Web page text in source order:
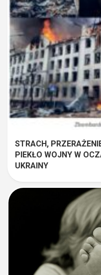
STRACH,
PIEKŁO WOJNY W
UKRAINY